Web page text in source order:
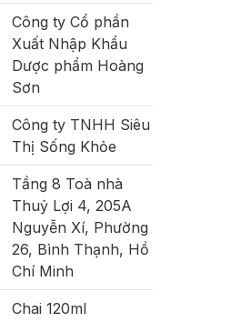
Công ty Cổ phần
Xuất Nhập Khẩu
Dược phẩm Hoàng
Sơn
Công ty TNHH Siêu
Thị Sống Khỏe
Tầng 8 Toà nhà
Thuỷ Lợi 4, 205A
Nguyễn Xí, Phường
26, Bình Thạnh, Hồ
Chí Minh
Chai 120ml